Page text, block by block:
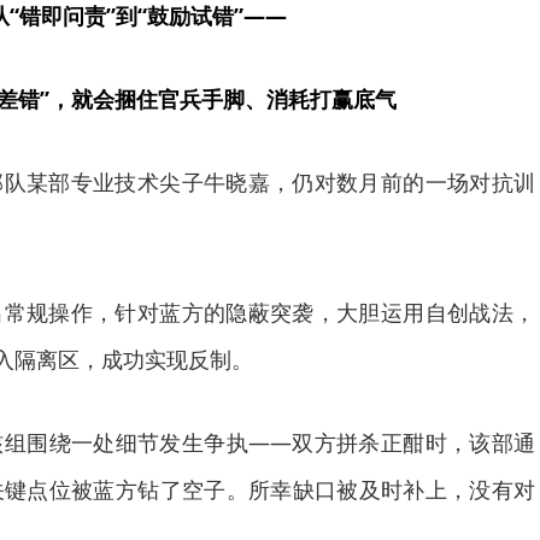
“错即问责”到“鼓励试错”——
错”，就会捆住官兵手脚、消耗打赢底气
某部专业技术尖子牛晓嘉，仍对数月前的一场对抗训
规操作，针对蓝方的隐蔽突袭，大胆运用自创战法，
隔离区，成功实现反制。
围绕一处细节发生争执——双方拼杀正酣时，该部通
点位被蓝方钻了空子。所幸缺口被及时补上，没有对